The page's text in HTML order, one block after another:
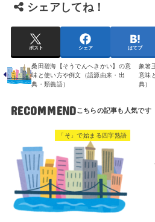
シェアしてね！
ポスト シェア はてブ
桑田碧海【そうでんへきかい】の意
味と使い方や例文（語源由来・出
典・類義語）
象箸
意味
典）
RECOMMEND
「そ」で始まる四字熟語